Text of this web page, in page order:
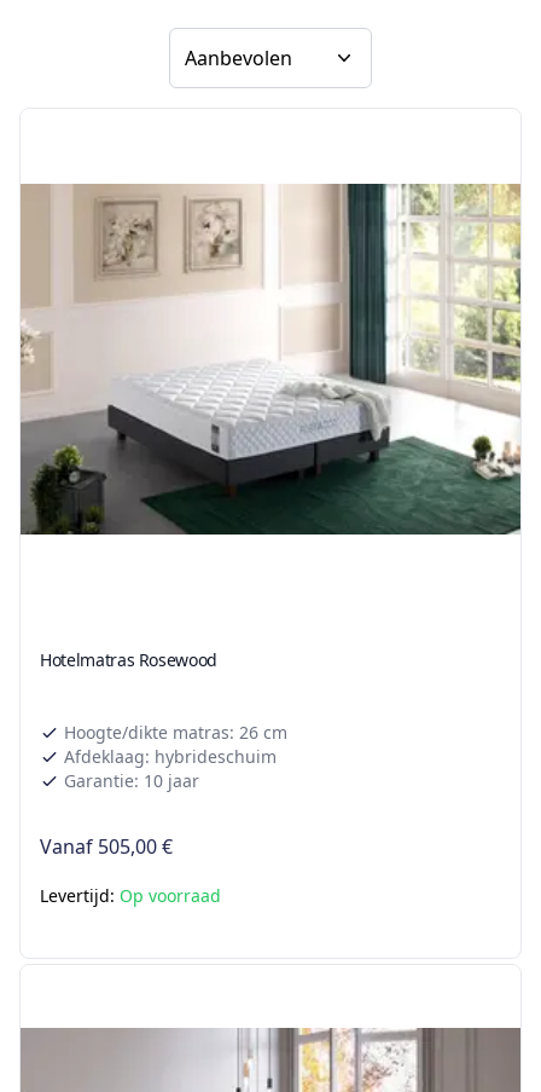
Sorteer op
Hotelmatras Rosewood
Hoogte/dikte matras: 26 cm
Afdeklaag: hybrideschuim
Garantie: 10 jaar
Vanaf 505,00 €
Levertijd: Op voorraad